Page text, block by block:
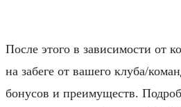
После этого в зависимости от
на забеге от вашего клуба/
бонусов и преимуществ.